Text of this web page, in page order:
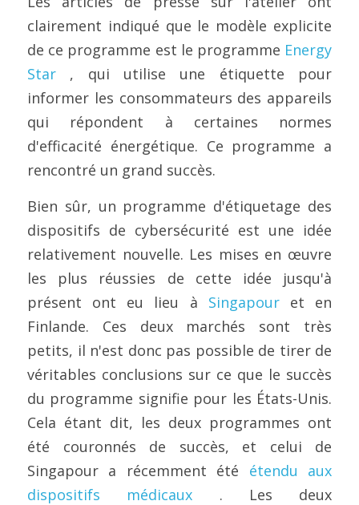
clairement indiqué que le modèle explicite
de ce programme est le programme Energy
Star , qui utilise une étiquette pour
informer les consommateurs des appareils
qui répondent à certaines normes
d'efficacité énergétique. Ce programme a
rencontré un grand succès.
Bien sûr, un programme d'étiquetage des
dispositifs de cybersécurité est une idée
relativement nouvelle. Les mises en œuvre
les plus réussies de cette idée jusqu'à
présent ont eu lieu à Singapour et en
Finlande. Ces deux marchés sont très
petits, il n'est donc pas possible de tirer de
véritables conclusions sur ce que le succès
du programme signifie pour les États-Unis.
Cela étant dit, les deux programmes ont
été couronnés de succès, et celui de
Singapour a récemment été étendu aux
dispositifs médicaux . Les deux